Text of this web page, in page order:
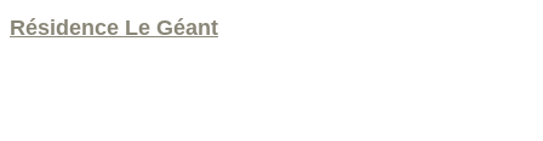
Résidence Le Géant